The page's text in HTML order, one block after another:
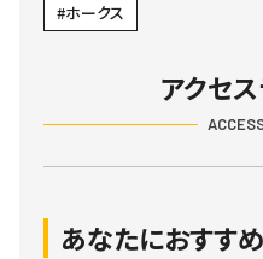
ホークス
アクセ
あなたにおすすめ